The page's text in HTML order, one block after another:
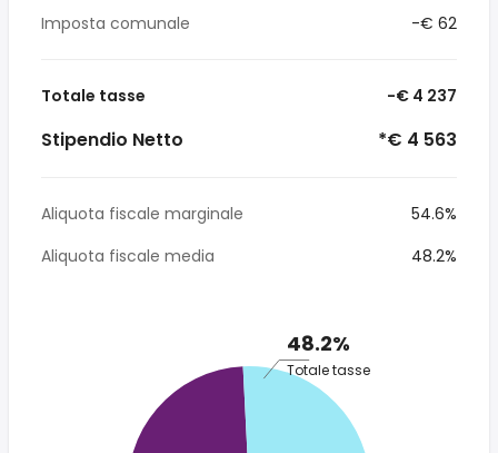
Imposta comunale
-€ 62
Totale tasse -€ 4 237
Stipendio Netto *€ 4 563
Aliquota fiscale marginale
54.6%
Aliquota fiscale media
48.2%
48.2%
Totale tasse